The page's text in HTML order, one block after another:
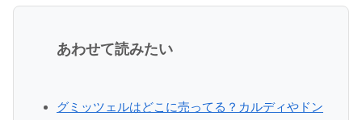
あわせて読みたい
グミッツェルはどこに売ってる？カルディやドン